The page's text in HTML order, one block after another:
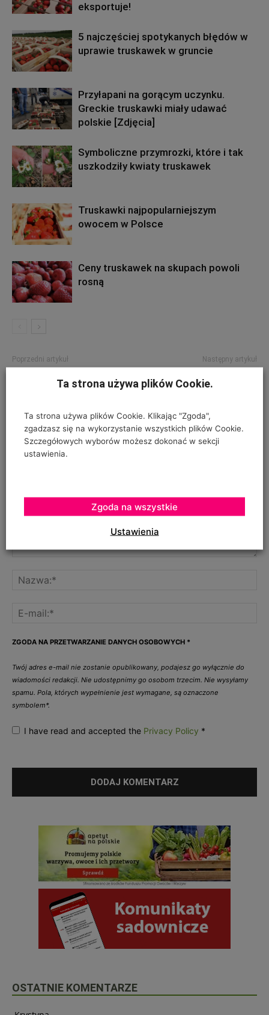
eksportuje!
5 najczęściej spotykanych błędów w
uprawie truskawek w gruncie
Przyłapani na gorącym uczynku.
Greckie truskawki miały udawać
polskie [Zdjęcia]
Symboliczne przymrozki, które i tak
uszkodziły kwiaty truskawek
Truskawki najpopularniejszym
owocem w Polsce
Ceny truskawek na skupach powoli
rosną
Poprzedni artykuł
kamczacka?
Następny artykuł
cynkiem i borem
ZOSTAW ODPOWIEDŹ
ZGODA NA PRZETWARZANIE DANYCH OSOBOWYCH *
Twój adres e-mail nie zostanie opublikowany, podajesz go wyłącznie do
wiadomości redakcji. Nie udostępnimy go osobom trzecim. Nie wysyłamy
spamu. Pola, których wypełnienie jest wymagane, są oznaczone
symbolem*.
I have read and accepted the Privacy Policy *
OSTATNIE KOMENTARZE
Ta strona używa plików Cookie.
Ta strona używa plików Cookie. Klikając "Zgoda",
zgadzasz się na wykorzystanie wszystkich plików Cookie.
Szczegółowych wyborów możesz dokonać w sekcji
ustawienia.
Ustawienia
Zgoda na wszystkie